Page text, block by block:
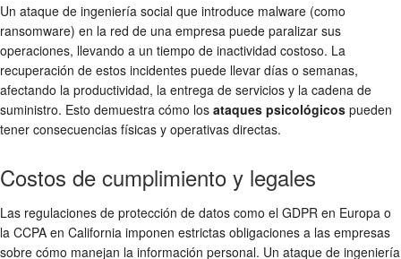
Un ataque de ingeniería social que introduce malware (como
ransomware) en la red de una empresa puede paralizar sus
operaciones, llevando a un tiempo de inactividad costoso. La
recuperación de estos incidentes puede llevar días o semanas,
afectando la productividad, la entrega de servicios y la cadena de
suministro. Esto demuestra cómo los ataques psicológicos pueden
tener consecuencias físicas y operativas directas.
Costos de cumplimiento y legales
Las regulaciones de protección de datos como el GDPR en Europa o
la CCPA en California imponen estrictas obligaciones a las empresas
sobre cómo manejan la información personal. Un ataque de ingeniería